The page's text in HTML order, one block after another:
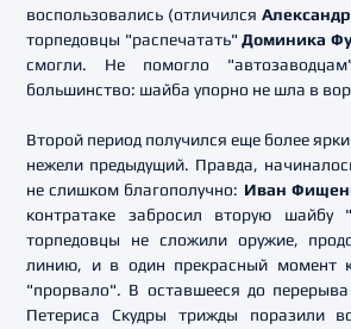
воспользовались (отличился
торпедовцы "распечатать"Доминика
смогли. Не помогло
большинство: шайба упорно не шла в
Второй период получился еще более
нежели предыдущий. Правда,
не слишком благополучно: Иван
контратаке забросил вторую шайбу
торпедовцы не сложили оружие,
линию, и в один прекрасный момент
"прорвало". В оставшееся до
Петериса Скудры трижды поразили